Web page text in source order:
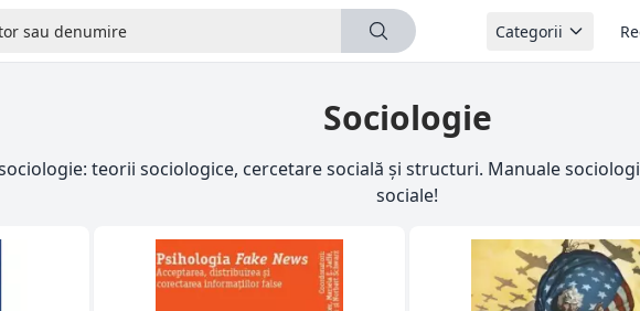
Categorii
Sociologie
teorii sociologice, cercetare socială și structuri. Manuale
sociale!